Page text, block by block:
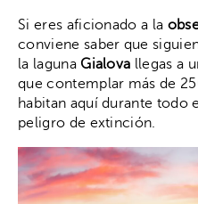
Si eres aficionado a la
conviene saber que
la laguna Gialova llegas a
que contemplar más de
habitan aquí durante todo
peligro de extinción.